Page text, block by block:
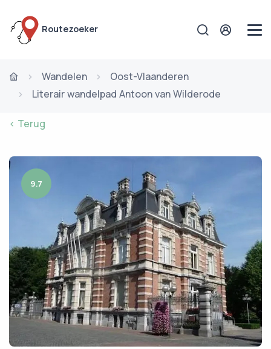
Routezoeker
Wandelen
Oost-Vlaanderen
Literair wandelpad Antoon van Wilderode
< Terug
9.7